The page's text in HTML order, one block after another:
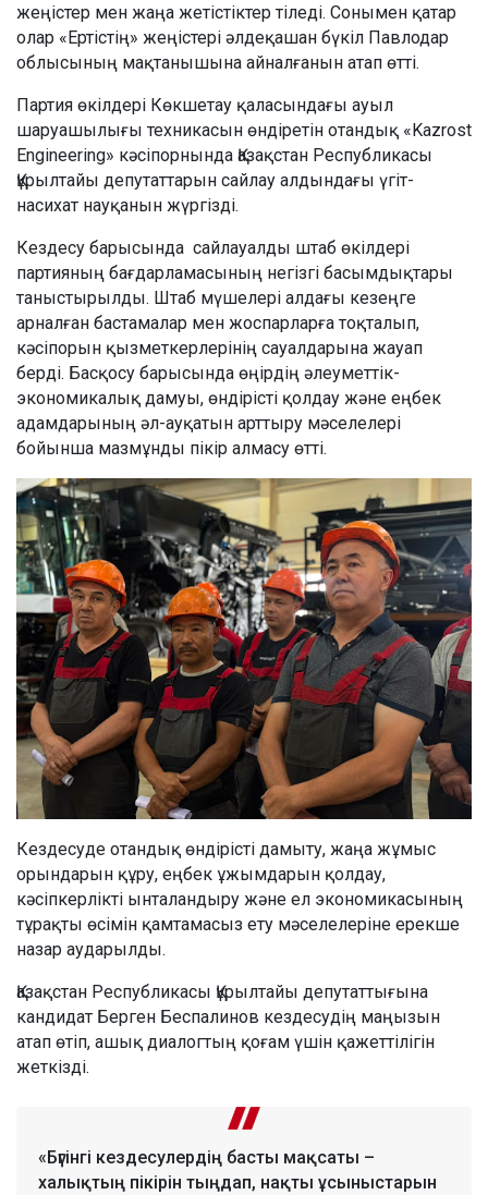
жеңістер мен жаңа жетістіктер тіледі. Сонымен қатар
олар «Ертістің» жеңістері әлдеқашан бүкіл Павлодар
облысының мақтанышына айналғанын атап өтті.
Партия өкілдері Көкшетау қаласындағы ауыл
шаруашылығы техникасын өндіретін отандық «Kazrost
Engineering» кәсіпорнында Қазақстан Республикасы
Құрылтайы депутаттарын сайлау алдындағы үгіт-
насихат науқанын жүргізді.
Кездесу барысында сайлауалды штаб өкілдері
партияның бағдарламасының негізгі басымдықтары
таныстырылды. Штаб мүшелері алдағы кезеңге
арналған бастамалар мен жоспарларға тоқталып,
кәсіпорын қызметкерлерінің сауалдарына жауап
берді. Басқосу барысында өңірдің әлеуметтік-
экономикалық дамуы, өндірісті қолдау және еңбек
адамдарының әл-ауқатын арттыру мәселелері
бойынша мазмұнды пікір алмасу өтті.
Кездесуде отандық өндірісті дамыту, жаңа жұмыс
орындарын құру, еңбек ұжымдарын қолдау,
кәсіпкерлікті ынталандыру және ел экономикасының
тұрақты өсімін қамтамасыз ету мәселелеріне ерекше
назар аударылды.
Қазақстан Республикасы Құрылтайы депутаттығына
кандидат Берген Беспалинов кездесудің маңызын
атап өтіп, ашық диалогтың қоғам үшін қажеттілігін
жеткізді.
«Бүгінгі кездесулердің басты мақсаты –
халықтың пікірін тыңдап, нақты ұсыныстарын